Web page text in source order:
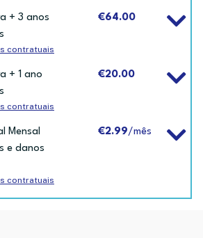
+ 3 anos
€64.00
contratuais
+ 1 ano
€20.00
contratuais
Mensal
e danos
€2.99/mês
contratuais